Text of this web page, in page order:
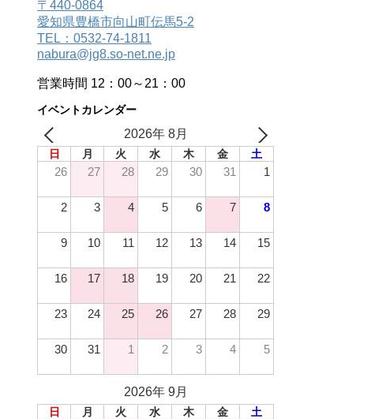
〒440-0864
愛知県豊橋市向山町伝馬5-2
TEL：0532-74-1811
nabura@jg8.so-net.ne.jp
営業時間 12：00～21：00
イベントカレンダー
2026年 8月
日 月 火 水 木 金 土
26 27 28 29 30 31 1
2 3 4 5 6 7 8
9 10 11 12 13 14 15
16 17 18 19 20 21 22
23 24 25 26 27 28 29
30 31 1 2 3 4 5
2026年 9月
日 月 火 水 木 金 土